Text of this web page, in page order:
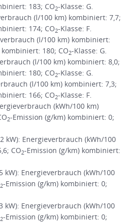
183; CO2-Klasse: G.
(l/100 km) kombiniert: 7,7;
174; CO2-Klasse: F.
(l/100 km) kombiniert:
180; CO2-Klasse: G.
(l/100 km) kombiniert: 8,0;
180; CO2-Klasse: G.
(l/100 km) kombiniert: 7,3;
166; CO2-Klasse: F.
(kWh/100 km)
2-Emission (g/km) kombiniert: 0;
kW): Energieverbrauch (kWh/100
CO2-Emission (g/km) kombiniert:
kW): Energieverbrauch (kWh/100
2-Emission (g/km) kombiniert: 0;
kW): Energieverbrauch (kWh/100
2-Emission (g/km) kombiniert: 0;